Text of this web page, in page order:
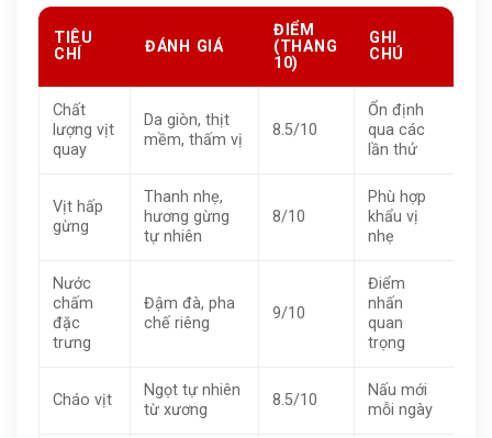
TIÊU
CHÍ
ĐÁNH GIÁ
ĐIỂM
(THANG
10)
GHI
CHÚ
Chất
lượng vịt
quay
Da giòn, thịt
mềm, thấm vị
8.5/10
Ổn định
qua các
lần thử
Vịt hấp
gừng
Thanh nhẹ,
hương gừng
tự nhiên
8/10
Phù hợp
khẩu vị
nhẹ
Nước
chấm
đặc
trưng
Đậm đà, pha
chế riêng
9/10
Điểm
nhấn
quan
trọng
Cháo vịt
Ngọt tự nhiên
từ xương
8.5/10
Nấu mới
mỗi ngày